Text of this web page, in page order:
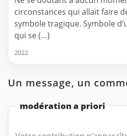
circonstances qui allait faire
symbole tragique. Symbole
qui se (…)
2022
Un message, un
modération a priori